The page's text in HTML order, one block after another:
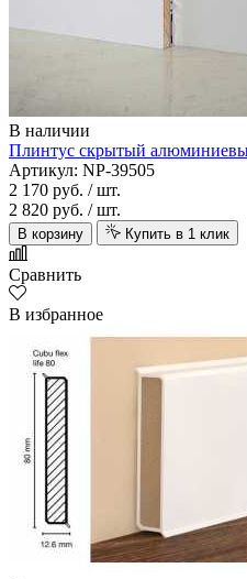
В наличии
Плинтус скрытый
Артикул: NP-39505
2 170 руб. / шт.
2 820 руб. / шт.
В корзину Купить в 1 клик
Сравнить
В избранное